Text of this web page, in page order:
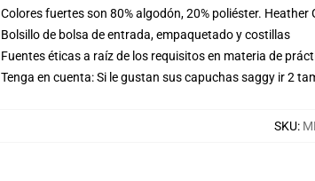
Colores fuertes son 80% algodón, 20% poliéster.
Bolsillo de bolsa de entrada, empaquetado y costillas
Fuentes éticas a raíz de los requisitos en materia de
Tenga en cuenta: Si le gustan sus capuchas saggy ir 2
SKU: